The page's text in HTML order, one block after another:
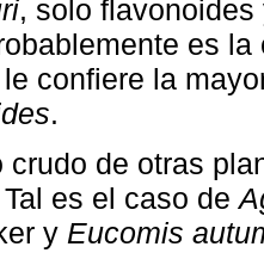
, solo
es
confiere la
.
crudo de otras
Tal es el caso de
y Eucomis